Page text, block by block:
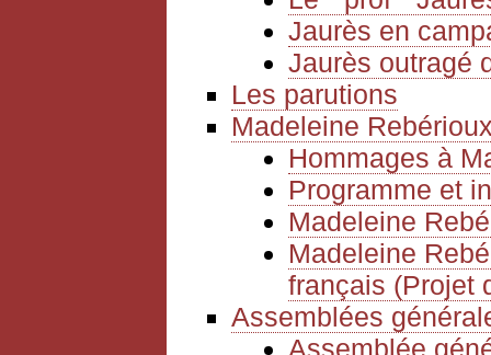
Jaurès en
Jaurès outragé
Les parutions
Madeleine
Hommages à
Programme et
Madeleine
Madeleine
français (Projet
Assemblées
Assemblée